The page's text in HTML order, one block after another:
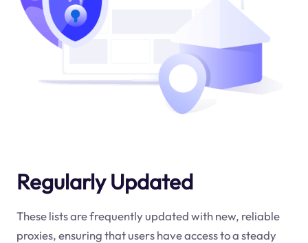
Regularly Updated
These lists are frequently updated with new, reliable
proxies, ensuring that users have access to a steady